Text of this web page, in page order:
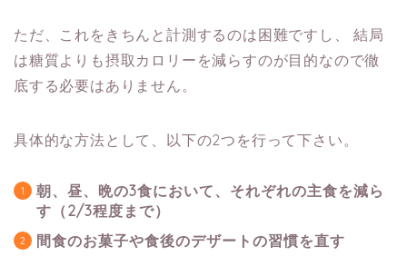
ただ、これをきちんと計測するのは困難ですし、
結局
は糖質よりも摂取カロリーを減らすのが目的なので徹
底する必要はありません。
具体的な方法として、以下の2つを行って下さい。
朝、昼、晩の3食において、それぞれの主食を減ら
す（2/3程度まで）
間食のお菓子や食後のデザートの習慣を直す